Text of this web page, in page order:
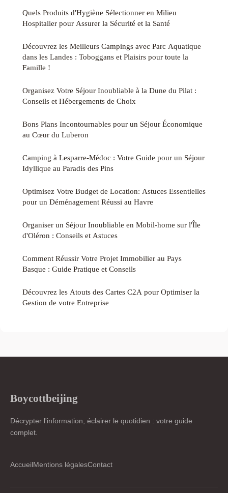
Quels Produits d'Hygiène Sélectionner en Milieu
Hospitalier pour Assurer la Sécurité et la Santé
Découvrez les Meilleurs Campings avec Parc Aquatique
dans les Landes : Toboggans et Plaisirs pour toute la
Famille !
Organisez Votre Séjour Inoubliable à la Dune du Pilat :
Conseils et Hébergements de Choix
Bons Plans Incontournables pour un Séjour Économique
au Cœur du Luberon
Camping à Lesparre-Médoc : Votre Guide pour un Séjour
Idyllique au Paradis des Pins
Optimisez Votre Budget de Location: Astuces Essentielles
pour un Déménagement Réussi au Havre
Organiser un Séjour Inoubliable en Mobil-home sur l'Île
d'Oléron : Conseils et Astuces
Comment Réussir Votre Projet Immobilier au Pays
Basque : Guide Pratique et Conseils
Découvrez les Atouts des Cartes C2A pour Optimiser la
Gestion de votre Entreprise
Boycottbeijing
Décrypter l'information, éclairer le quotidien : votre guide
complet.
AccueilMentions légalesContact